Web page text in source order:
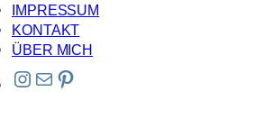
IMPRESSUM
KONTAKT
ÜBER MICH
Instagram E-Mail Pinterest